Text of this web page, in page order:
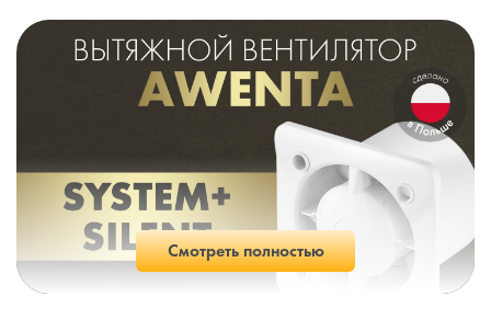
Смотреть полностью